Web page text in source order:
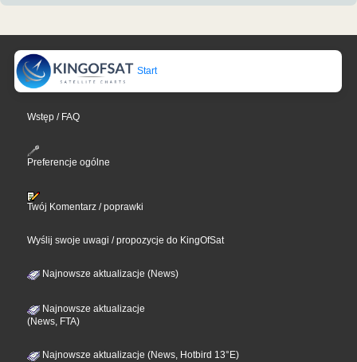
Start
Wstęp / FAQ
Preferencje ogólne
Twój Komentarz / poprawki
Wyślij swoje uwagi / propozycje do KingOfSat
Najnowsze aktualizacje (News)
Najnowsze aktualizacje
(News, FTA)
Najnowsze aktualizacje (News, Hotbird 13°E)